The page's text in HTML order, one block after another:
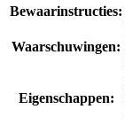
Bewaarinstructies:
Waarschuwingen:
Eigenschappen: